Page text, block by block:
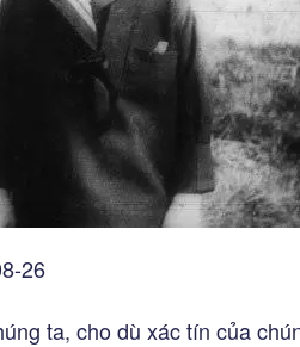
26
ta, cho dù xác tín của